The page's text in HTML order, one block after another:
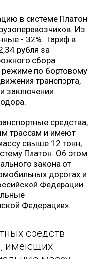
в системе Платон
Из
- 32%. Тариф в
рубля за
сбора
режиме по бортовому
транспорта,
заключении
средства,
трассам и имеют
свыше 12 тонн,
Платон. Об этом
закона от
дорогах и
Федерации
Федерации».
средств
имеющих